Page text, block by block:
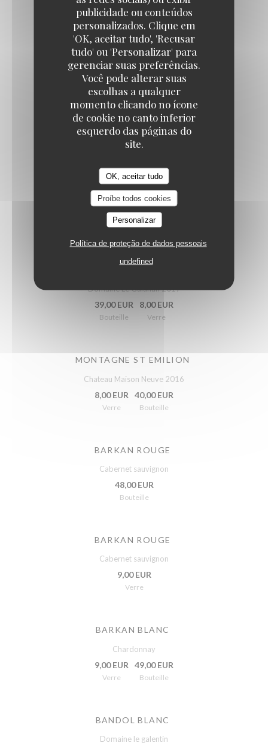
publicidade ou conteúdos
personalizados. Clique em
'OK, aceitar tudo', 'Recusar
tudo' ou 'Personalizar' para
gerenciar suas preferências.
Você pode alterar suas
escolhas a qualquer
momento clicando no ícone
de cookie no canto inferior
esquerdo das páginas do
site.
OK, aceitar tudo
Proíbe todos cookies
Personalizar
Política de proteção de dados pessoais
undefined
5,00 EUR
COCA
5,00 EUR
½ SAN PELLEGRINO
5,00 EUR
MACCABEE, BIÈRE ISRAÉLIENNE LÉGÈRE
7,50 EUR
Vins
Domaine Le Galantin 2017
39,00 EUR
Bouteille
8,00 EUR
Verre
MONTAGNE ST EMILION
Chateau Maison Neuve 2016
8,00 EUR
Verre
40,00 EUR
Bouteille
BARKAN ROUGE
Cabernet sauvignon
48,00 EUR
Bouteille
BARKAN ROUGE
Cabernet sauvignon
9,00 EUR
Verre
BARKAN BLANC
Chardonnay
9,00 EUR
Verre
49,00 EUR
Bouteille
BANDOL BLANC
Domaine le galentin
TAVLINE